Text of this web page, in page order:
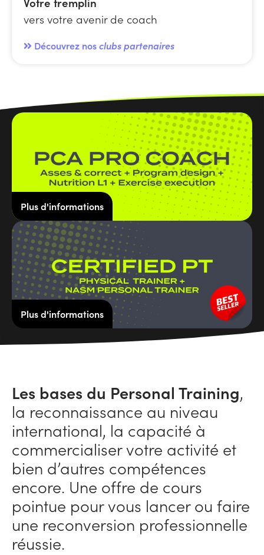
vers votre avenir de coach
Découvrez nosclubs partenaires
Plus d'informations
Plus d'informations
Les bases du Personal Training,
la reconnaissance au niveau
international, la capacité à
commercialiser votre activité et
bien d’autres compétences
encore. Une offre de cours
pointue pour vous lancer ou faire
une reconversion professionnelle
réussie.